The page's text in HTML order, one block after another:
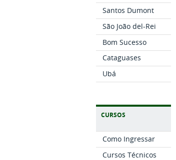
Santos Dumont
São João del-Rei
Bom Sucesso
Cataguases
Ubá
CURSOS
Como Ingressar
Cursos Técnicos